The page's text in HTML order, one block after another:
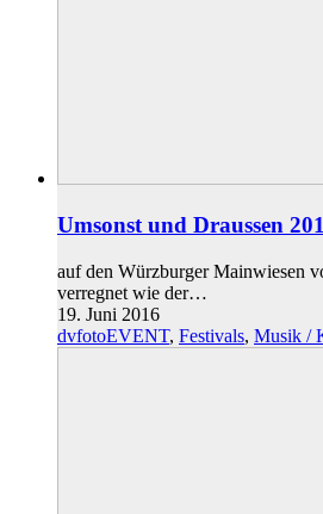
Umsonst und Draussen
auf den Würzburger Mainwiesen
verregnet wie der…
19. Juni 2016
dvfotoEVENT, Festivals, Musik /